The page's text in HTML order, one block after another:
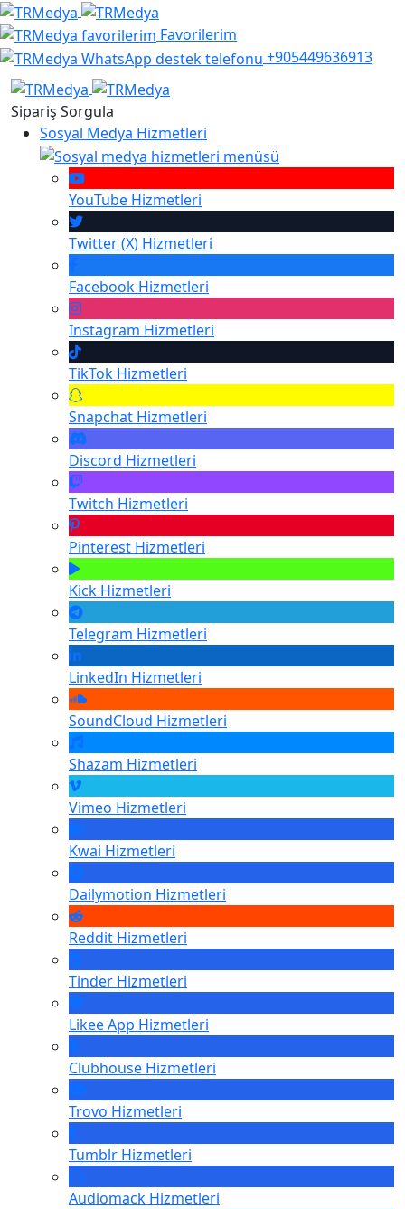
Favorilerim
+905449636913
Sipariş Sorgula
Sosyal Medya Hizmetleri
YouTube Hizmetleri
Twitter (X) Hizmetleri
Facebook Hizmetleri
Instagram Hizmetleri
TikTok Hizmetleri
Snapchat Hizmetleri
Discord Hizmetleri
Twitch Hizmetleri
Pinterest Hizmetleri
Kick Hizmetleri
Telegram Hizmetleri
LinkedIn Hizmetleri
SoundCloud Hizmetleri
Shazam Hizmetleri
Vimeo Hizmetleri
Kwai Hizmetleri
Dailymotion Hizmetleri
Reddit Hizmetleri
Tinder Hizmetleri
Likee App Hizmetleri
Clubhouse Hizmetleri
Trovo Hizmetleri
Tumblr Hizmetleri
Audiomack Hizmetleri